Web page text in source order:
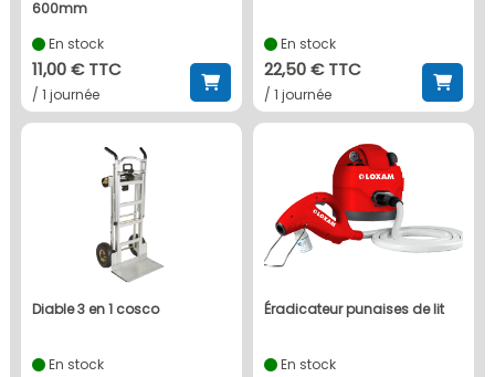
600mm
En stock
11,00 € TTC
/ 1 journée
En stock
22,50 € TTC
/ 1 journée
diable 3 en 1 cosco
En stock
éradicateur punaises de lit
En stock